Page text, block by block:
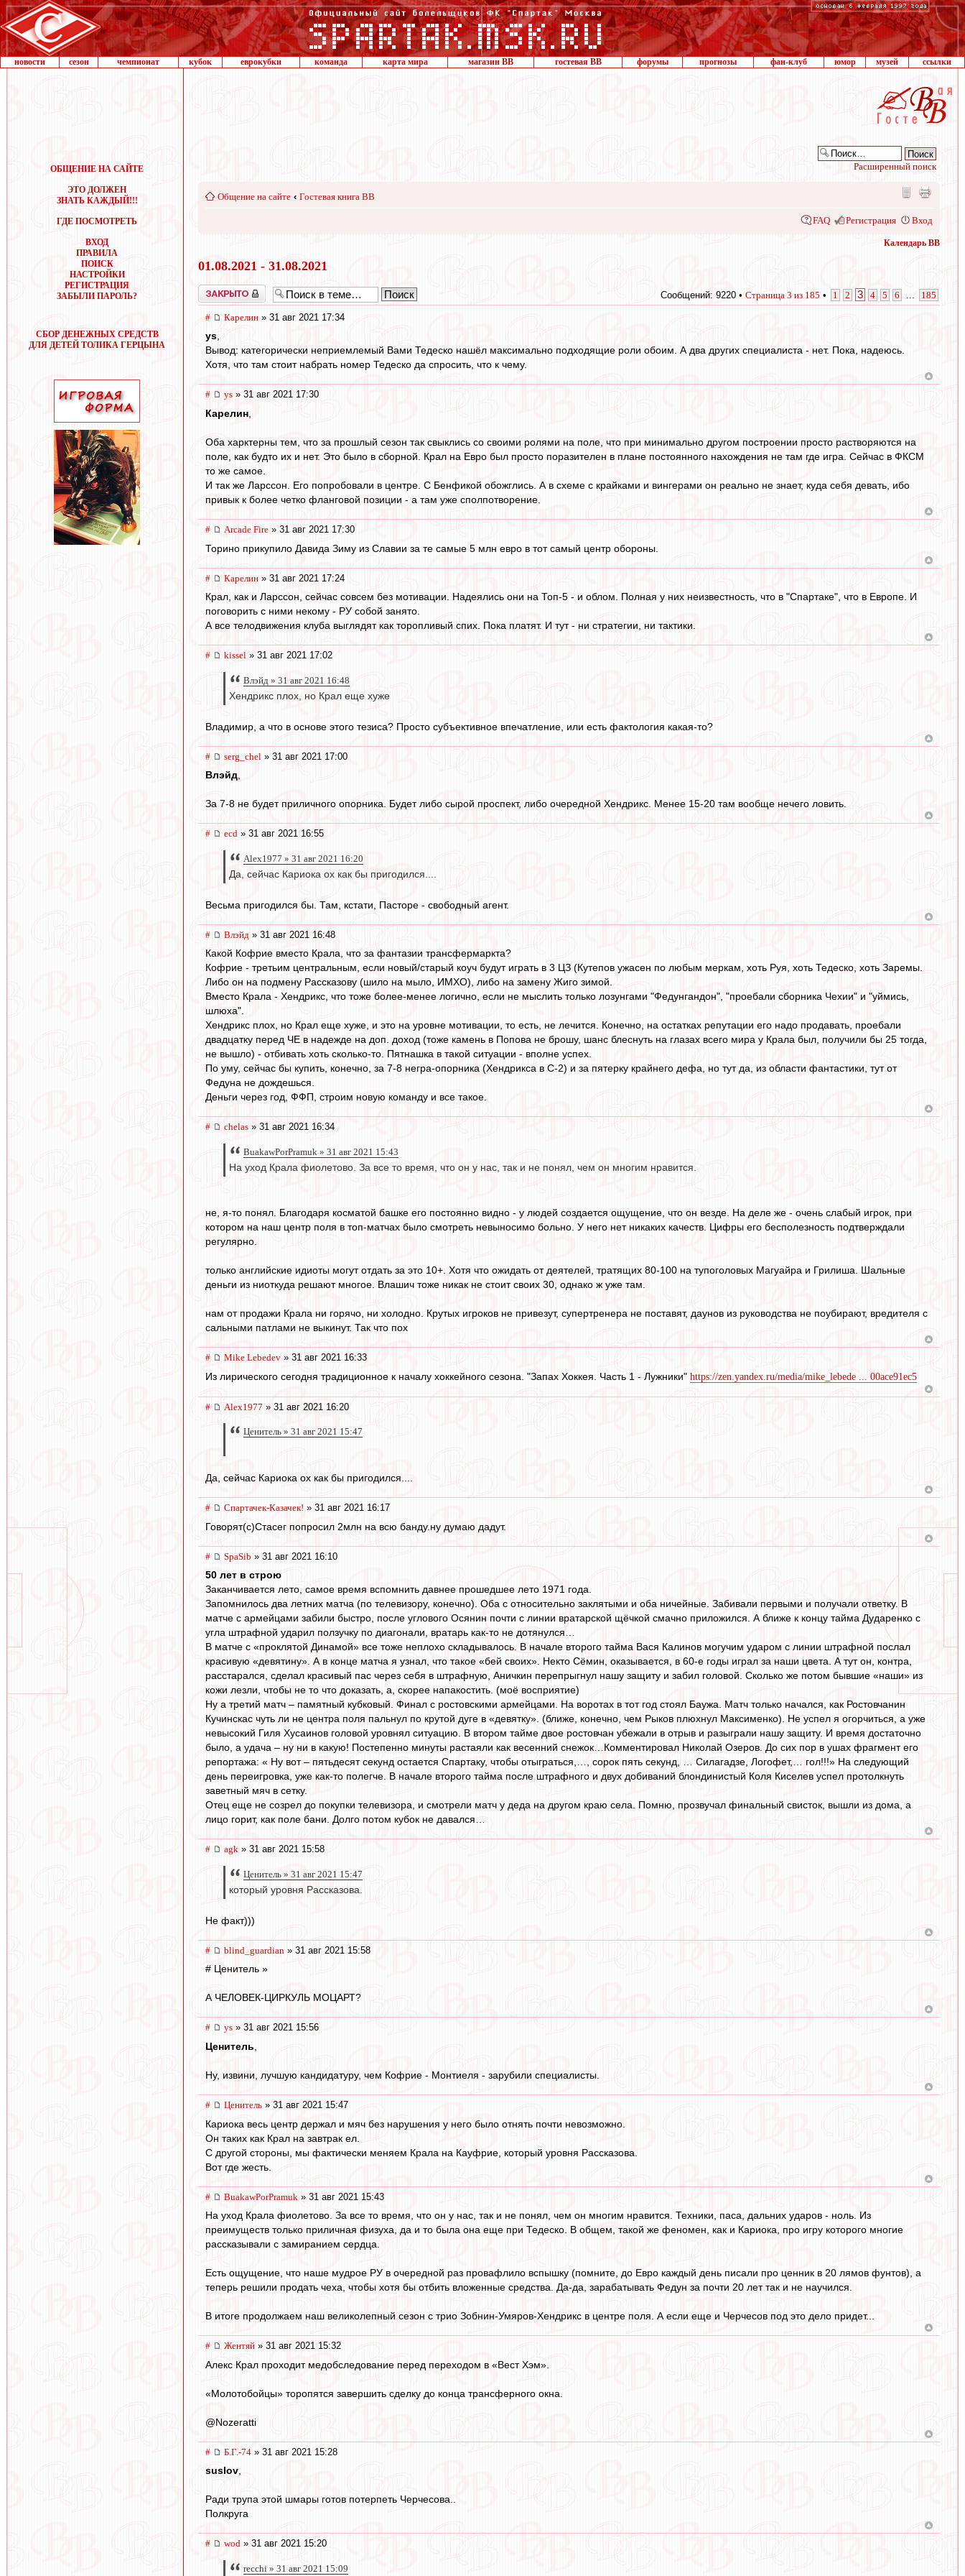
новости сезон чемпионат кубок еврокубки команда карта мира магазин ВВ гостевая ВВ форумы прогнозы фан-клуб юмор музей ссылки
ОБЩЕНИЕ НА САЙТЕ
ЭТО ДОЛЖЕН
ЗНАТЬ КАЖДЫЙ!!!
ГДЕ ПОСМОТРЕТЬ
ВХОД
ПРАВИЛА
ПОИСК
НАСТРОЙКИ
РЕГИСТРАЦИЯ
ЗАБЫЛИ ПАРОЛЬ?
СБОР ДЕНЕЖНЫХ СРЕДСТВ
ДЛЯ ДЕТЕЙ ТОЛИКА ГЕРЦЫНА
Расширенный поиск
Общение на сайте ‹ Гостевая книга ВВ
FAQ Регистрация Вход
Календарь ВВ
01.08.2021 - 31.08.2021
Закрыто Сообщений: 9220 • Страница 3 из 185 • 1 2 3 4 5 6 185
# Карелин » 31 авг 2021 17:34
ys,
Вывод: категорически неприемлемый Вами Тедеско нашёл максимально подходящие роли обоим. А два других специалиста - нет. Пока, надеюсь.
Хотя, что там стоит набрать номер Тедеско да спросить, что к чему.
# ys » 31 авг 2021 17:30
Карелин
Оба харктерны тем, что за прошлый сезон так свыклись со своими ролями на поле, что при минимально другом построении просто растворяются на
поле, как будто их и нет. Это было в сборной. Крал на Евро был просто поразителен в плане постоянного нахождения не там где игра. Сейчас в ФКСМ
то же самое.
И так же Ларссон. Его попробовали в центре. С Бенфикой обожглись. А в схеме с крайками и вингерами он реально не знает, куда себя девать, ибо
привык к более четко фланговой позиции - а там уже сполпотворение.
# Arcade Fire » 31 авг 2021 17:30
Торино прикупило Давида Зиму из Славии за те самые 5 млн евро в тот самый центр обороны.
# Карелин » 31 авг 2021 17:24
Крал, как и Ларссон, сейчас совсем без мотивации. Надеялись они на Топ-5 - и облом. Полная у них неизвестность, что в "Спартаке", что в Европе. И
поговорить с ними некому - РУ собой занято.
А все телодвижения клуба выглядят как торопливый спих. Пока платят. И тут - ни стратегии, ни тактики.
# kissel » 31 авг 2021 17:02
Влэйд » 31 авг 2021 16:48
Хендрикс плох, но Крал еще хуже
Владимир, а что в основе этого тезиса? Просто субъективное впечатление, или есть фактология какая-то?
# serg_chel » 31 авг 2021 17:00
Влэйд,
За 7-8 не будет приличного опорника. Будет либо сырой проспект, либо очередной Хендрикс. Менее 15-20 там вообще нечего ловить.
# ecd » 31 авг 2021 16:55
Alex1977 » 31 авг 2021 16:20
Да, сейчас Кариока ох как бы пригодился....
Весьма пригодился бы. Там, кстати, Пасторе - свободный агент.
# Влэйд » 31 авг 2021 16:48
Какой Кофрие вместо Крала, что за фантазии трансфермаркта?
Кофрие - третьим центральным, если новый/старый коуч будут играть в 3 ЦЗ (Кутепов ужасен по любым меркам, хоть Руя, хоть Тедеско, хоть Заремы.
Либо он на подмену Рассказову (шило на мыло, ИМХО), либо на замену Жиго зимой.
Вместо Крала - Хендрикс, что тоже более-менее логично, если не мыслить только лозунгами "Федунгандон", "проебали сборника Чехии" и "уймись,
шлюха".
Хендрикс плох, но Крал еще хуже, и это на уровне мотивации, то есть, не лечится. Конечно, на остатках репутации его надо продавать, проебали
двадцатку перед ЧЕ в надежде на доп. доход (тоже камень в Попова не брошу, шанс блеснуть на глазах всего мира у Крала был, получили бы 25 тогда,
не вышло) - отбивать хоть сколько-то. Пятнашка в такой ситуации - вполне успех.
По уму, сейчас бы купить, конечно, за 7-8 негра-опорника (Хендрикса в С-2) и за пятерку крайнего дефа, но тут да, из области фантастики, тут от
Федуна не дождешься.
Деньги через год, ФФП, строим новую команду и все такое.
# chelas » 31 авг 2021 16:34
BuakawPorPramuk » 31 авг 2021 15:43
На уход Крала фиолетово. За все то время, что он у нас, так и не понял, чем он многим нравится.
не, я-то понял. Благодаря косматой башке его постоянно видно - у людей создается ощущение, что он везде. На деле же - очень слабый игрок, при
котором на наш центр поля в топ-матчах было смотреть невыносимо больно. У него нет никаких качеств. Цифры его бесполезность подтверждали
регулярно.
только английские идиоты могут отдать за это 10+. Хотя что ожидать от деятелей, тратящих 80-100 на тупоголовых Магуайра и Грилиша. Шальные
деньги из ниоткуда решают многое. Влашич тоже никак не стоит своих 30, однако ж уже там.
нам от продажи Крала ни горячо, ни холодно. Крутых игроков не привезут, супертренера не поставят, даунов из руководства не поубирают, вредителя с
сальными патлами не выкинут. Так что пох
# Mike Lebedev » 31 авг 2021 16:33
Из лирического сегодня традиционное к началу хоккейного сезона. "Запах Хоккея. Часть 1 - Лужники" https://zen.yandex.ru/media/mike_lebede ... 00ace91ec5
# Alex1977 » 31 авг 2021 16:20
Ценитель » 31 авг 2021 15:47
Да, сейчас Кариока ох как бы пригодился....
# Спартачек-Казачек! » 31 авг 2021 16:17
Говорят(с)Стасег попросил 2млн на всю банду.ну думаю дадут.
# SpaSib » 31 авг 2021 16:10
50 лет в строю
Заканчивается лето, самое время вспомнить давнее прошедшее лето 1971 года.
Запомнилось два летних матча (по телевизору, конечно). Оба с относительно заклятыми и оба ничейные. Забивали первыми и получали ответку. В
матче с армейцами забили быстро, после углового Осянин почти с линии вратарской щёчкой смачно приложился. А ближе к концу тайма Дударенко с
угла штрафной ударил ползучку по диагонали, вратарь как-то не дотянулся…
В матче с «проклятой Динамой» все тоже неплохо складывалось. В начале второго тайма Вася Калинов могучим ударом с линии штрафной послал
красивую «девятину». А в конце матча я узнал, что такое «бей своих». Некто Сёмин, оказывается, в 60-е годы играл за наши цвета. А тут он, контра,
расстарался, сделал красивый пас через себя в штрафную, Аничкин перепрыгнул нашу защиту и забил головой. Сколько же потом бывшие «наши» из
кожи лезли, чтобы не то что доказать, а, скорее напакостить. (моё восприятие)
Ну а третий матч – памятный кубковый. Финал с ростовскими армейцами. На воротах в тот год стоял Баужа. Матч только начался, как Ростовчанин
Кучинскас чуть ли не центра поля пальнул по крутой дуге в «девятку». (ближе, конечно, чем Рыков плюхнул Максименко). Не успел я огорчиться, а уже
невысокий Гиля Хусаинов головой уровнял ситуацию. В втором тайме двое ростовчан убежали в отрыв и разыграли нашу защиту. И время достаточно
было, а удача – ну ни в какую! Постепенно минуты растаяли как весенний снежок…Комментировал Николай Озеров. До сих пор в ушах фрагмент его
репортажа: « Ну вот – пятьдесят секунд остается Спартаку, чтобы отыграться,…, сорок пять секунд, … Силагадзе, Логофет,… гол!!!» На следующий
день переигровка, уже как-то полегче. В начале второго тайма после штрафного и двух добиваний блондинистый Коля Киселев успел протолкнуть
заветный мяч в сетку.
Отец еще не созрел до покупки телевизора, и смотрели матч у деда на другом краю села. Помню, прозвучал финальный свисток, вышли из дома, а
лицо горит, как поле бани. Долго потом кубок не давался…
# agk » 31 авг 2021 15:58
Ценитель » 31 авг 2021 15:47
который уровня Рассказова.
Не факт)))
# blind_guardian » 31 авг 2021 15:58
# Ценитель »
А ЧЕЛОВЕК-ЦИРКУЛЬ МОЦАРТ?
# ys » 31 авг 2021 15:56
Ценитель
Ну, извини, лучшую кандидатуру, чем Кофрие - Монтиеля - зарубили специалисты.
# Ценитель » 31 авг 2021 15:47
Кариока весь центр держал и мяч без нарушения у него было отнять почти невозможно.
Он таких как Крал на завтрак ел.
С другой стороны, мы фактически меняем Крала на Кауфрие, который уровня Рассказова.
Вот где жесть.
# BuakawPorPramuk » 31 авг 2021 15:43
На уход Крала фиолетово. За все то время, что он у нас, так и не понял, чем он многим нравится. Техники, паса, дальних ударов - ноль. Из
преимуществ только приличная физуха, да и то была она еще при Тедеско. В общем, такой же феномен, как и Кариока, про игру которого многие
рассказывали с замиранием сердца.
Есть ощущение, что наше мудрое РУ в очередной раз провафлило вспышку (помните, до Евро каждый день писали про ценник в 20 лямов фунтов), а
теперь решили продать чеха, чтобы хотя бы отбить вложенные средства. Да-да, зарабатывать Федун за почти 20 лет так и не научился.
В итоге продолжаем наш великолепный сезон с трио Зобнин-Умяров-Хендрикс в центре поля. А если еще и Черчесов под это дело придет...
# Жентяй » 31 авг 2021 15:32
Алекс Крал проходит медобследование перед переходом в «Вест Хэм».
«Молотобойцы» торопятся завершить сделку до конца трансферного окна.
@Nozeratti
# Б.Г.-74 » 31 авг 2021 15:28
suslov,
Ради трупа этой шмары готов потерпеть Черчесова..
Полкруга
# wod » 31 авг 2021 15:20
recchi » 31 авг 2021 15:09